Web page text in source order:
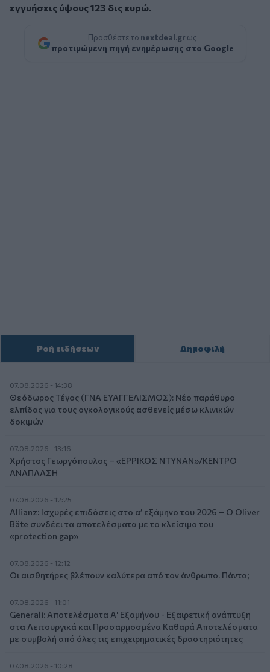
εγγυήσεις ύψους 123 δις ευρώ.
Προσθέστε το nextdeal.gr ως
προτιμώμενη πηγή ενημέρωσης στο Google
Ροή ειδήσεων Δημοφιλή
07.08.2026 - 14:38
Θεόδωρος Τέγος (ΓΝΑ ΕΥΑΓΓΕΛΙΣΜΟΣ): Νέο παράθυρο
ελπίδας για τους ογκολογικούς ασθενείς μέσω κλινικών
δοκιμών
07.08.2026 - 13:16
Χρήστος Γεωργόπουλος – «ΕΡΡΙΚΟΣ ΝΤΥΝΑΝ»/ΚΕΝΤΡΟ
ΑΝΑΠΛΑΣΗ
07.08.2026 - 12:25
Allianz: Ισχυρές επιδόσεις στο α’ εξάμηνο του 2026 – Ο Oliver
Bäte συνδέει τα αποτελέσματα με το κλείσιμο του
«protection gap»
07.08.2026 - 12:12
Οι αισθητήρες βλέπουν καλύτερα από τον άνθρωπο. Πάντα;
07.08.2026 - 11:01
Generali: Αποτελέσματα Α' Εξαμήνου - Εξαιρετική ανάπτυξη
στα Λειτουργικά και Προσαρμοσμένα Καθαρά Αποτελέσματα
με συμβολή από όλες τις επιχειρηματικές δραστηριότητες
07.08.2026 - 10:28